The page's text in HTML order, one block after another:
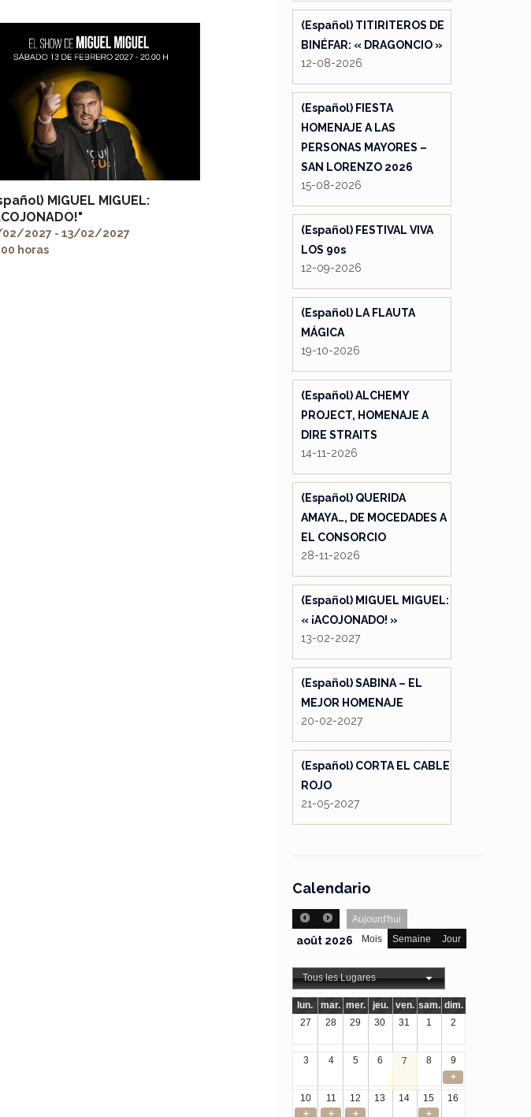
MIGUEL MIGUEL:
2027 - 13/02/2027
horas
(Español) TITIRITEROS DE
BINÉFAR: « DRAGONCIO »
12-08-2026
(Español) FIESTA
HOMENAJE A LAS
PERSONAS MAYORES –
SAN LORENZO 2026
15-08-2026
(Español) FESTIVAL VIVA
LOS 90s
12-09-2026
(Español) LA FLAUTA
MÁGICA
19-10-2026
(Español) ALCHEMY
PROJECT, HOMENAJE A
DIRE STRAITS
14-11-2026
(Español) QUERIDA
AMAYA…, DE MOCEDADES A
EL CONSORCIO
28-11-2026
(Español) MIGUEL MIGUEL:
« ¡ACOJONADO! »
13-02-2027
(Español) SABINA – EL
MEJOR HOMENAJE
20-02-2027
(Español) CORTA EL CABLE
ROJO
21-05-2027
Calendario
Aujourd'hui
Mois
Semaine Jour
août 2026
Tous les Lugares
lun. mar. mer. jeu. ven. sam. dim.
27
28 29 30 31 1 2
3 4 5 6 7 8
9
+
10
11 12 13 14 15
16
+
+ +
+